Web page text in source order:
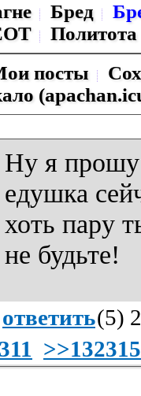
Бред
Политота
посты
Ну я
едушка
хоть пару
не будьте!
ответить(5)
>>132315